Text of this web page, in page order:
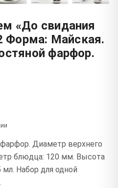
«До свидания
Форма: Майская.
фарфор.
Диаметр верхнего
блюдца: 120 мм. Высота
Набор для одной